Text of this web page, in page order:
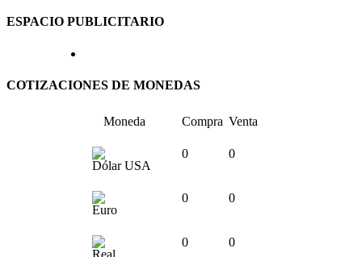
ESPACIO PUBLICITARIO
COTIZACIONES DE MONEDAS
Moneda Compra Venta
Dólar USA
0 0
Euro
0 0
0 0